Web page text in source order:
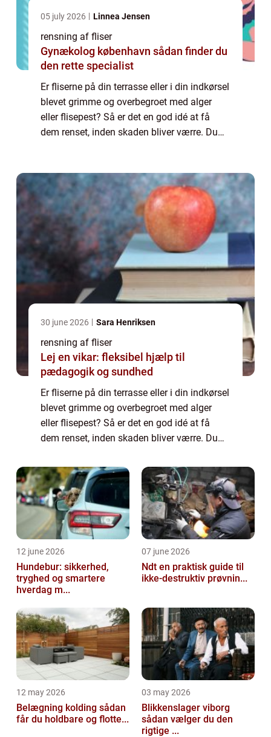
05 july 2026 Linnea Jensen
rensning af fliser
Gynækolog københavn sådan finder du
den rette specialist
Er fliserne på din terrasse eller i din indkørsel
blevet grimme og overbegroet med alger
eller flisepest? Så er det en god idé at få
dem renset, inden skaden bliver værre. Du
30 june 2026 Sara Henriksen
rensning af fliser
Lej en vikar: fleksibel hjælp til
pædagogik og sundhed
Er fliserne på din terrasse eller i din indkørsel
blevet grimme og overbegroet med alger
eller flisepest? Så er det en god idé at få
dem renset, inden skaden bliver værre. Du
12 june 2026
Hundebur: sikkerhed,
tryghed og smartere
hverdag m...
07 june 2026
Ndt en praktisk guide til
ikke-destruktiv prøvnin...
12 may 2026
Belægning kolding sådan
får du holdbare og flotte...
03 may 2026
Blikkenslager viborg
sådan vælger du den
rigtige ...